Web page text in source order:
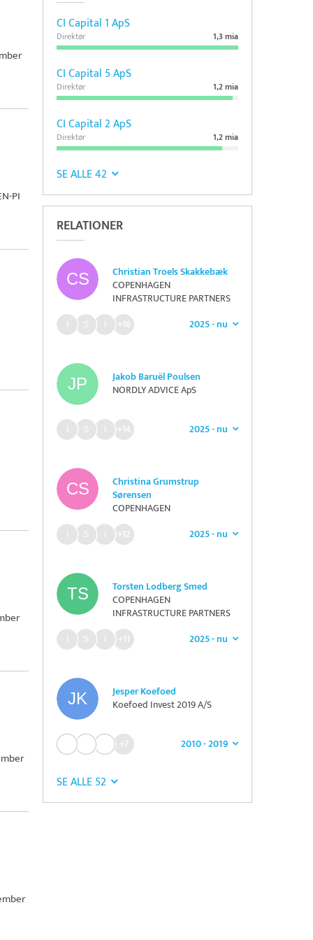
CI Capital 1 ApS
1,3 mia
Direktør
CI Capital 5 ApS
1,2 mia
Direktør
CI Capital 2 ApS
1,2 mia
Direktør
SE ALLE 42
RELATIONER
Christian Troels Skakkebæk
COPENHAGEN
INFRASTRUCTURE PARTNERS
GP ApS
2025 - nu
+16
Jakob Baruël Poulsen
NORDLY ADVICE ApS
2025 - nu
+14
Christina Grumstrup
Sørensen
COPENHAGEN
INFRASTRUCTURE PARTNERS
GP ApS
2025 - nu
+12
Torsten Lodberg Smed
COPENHAGEN
INFRASTRUCTURE PARTNERS
GP ApS
2025 - nu
+11
Jesper Koefoed
Koefoed Invest 2019 A/S
2010 - 2019
+7
SE ALLE 52
PI